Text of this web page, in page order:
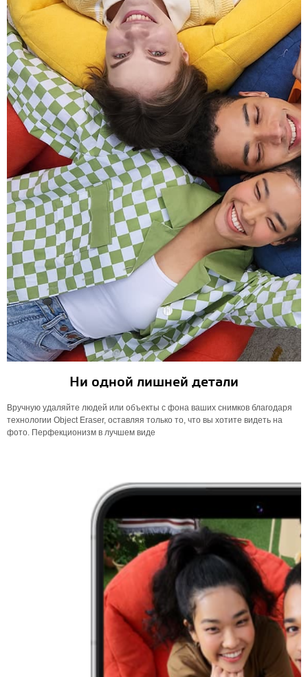
Ни одной лишней детали
Вручную удаляйте людей или объекты с фона ваших снимков благодаря
технологии Object Eraser, оставляя только то, что вы хотите видеть на
фото. Перфекционизм в лучшем виде